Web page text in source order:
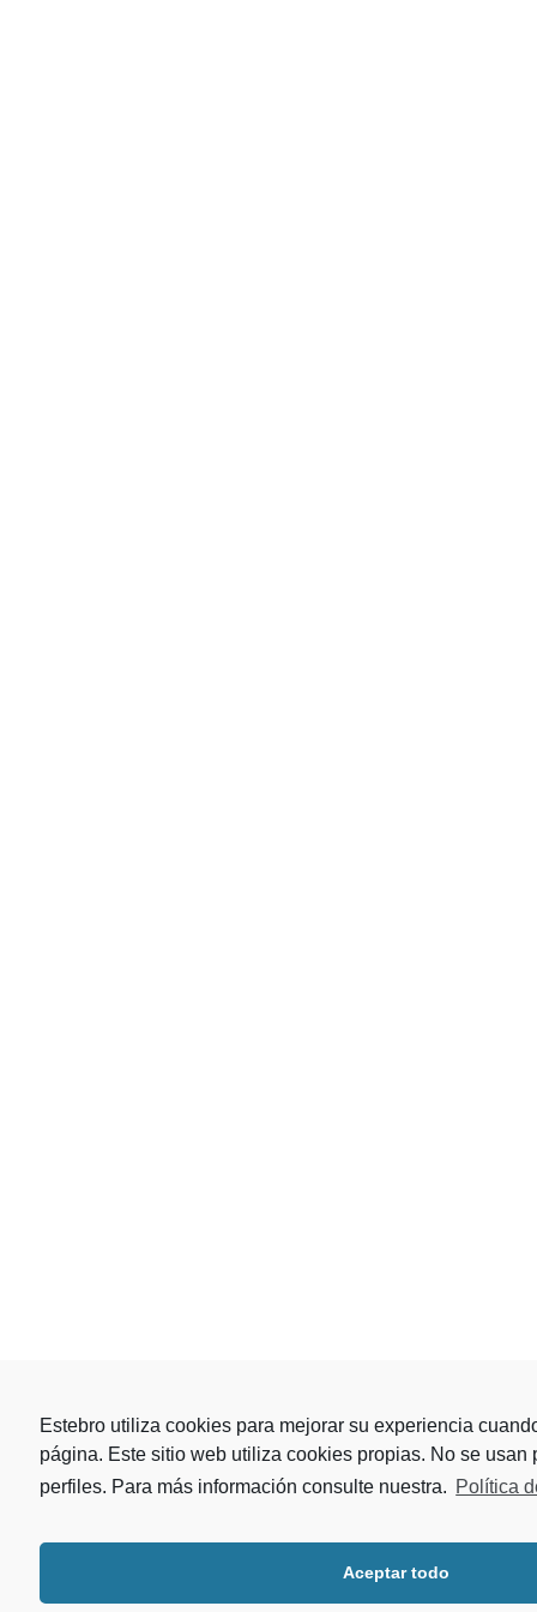
Estebro utiliza cookies para mejorar su experiencia
página. Este sitio web utiliza cookies propias. No se usan
perfiles. Para más información consulte nuestra. Política
Aceptar todo